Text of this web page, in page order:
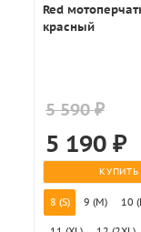
Red
красный
5 590 ₽
5 190₽
КУПИТЬ
8 (S) 9 (M) 10